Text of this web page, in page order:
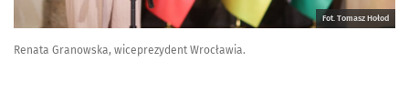
Fot. Tomasz Hołod
Renata Granowska, wiceprezydent Wrocławia.